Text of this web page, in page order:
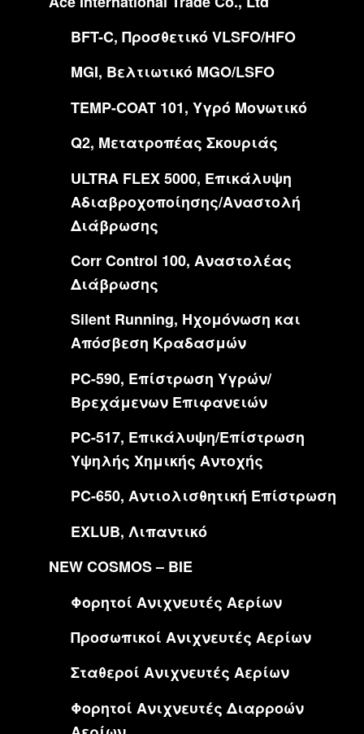
BFT-C, Προσθετικό VLSFO/HFO
MGI, Βελτιωτικό MGO/LSFO
TEMP-COAT 101, Υγρό Μονωτικό
Q2, Μετατροπέας Σκουριάς
ULTRA FLEX 5000, Επικάλυψη
Αδιαβροχοποίησης/Αναστολή
Διάβρωσης
Corr Control 100, Αναστολέας
Διάβρωσης
Silent Running, Ηχομόνωση και
Απόσβεση Κραδασμών
PC-590, Επίστρωση Υγρών/
Βρεχάμενων Επιφανειών
PC-517, Επικάλυψη/Επίστρωση
Υψηλής Χημικής Αντοχής
PC-650, Aντιολισθητική Eπίστρωση
EXLUB, Λιπαντικό
NEW COSMOS – BIE
Φορητοί Ανιχνευτές Αερίων
Προσωπικοί Ανιχνευτές Αερίων
Σταθεροί Ανιχνευτές Αερίων
Φορητοί Ανιχνευτές Διαρροών